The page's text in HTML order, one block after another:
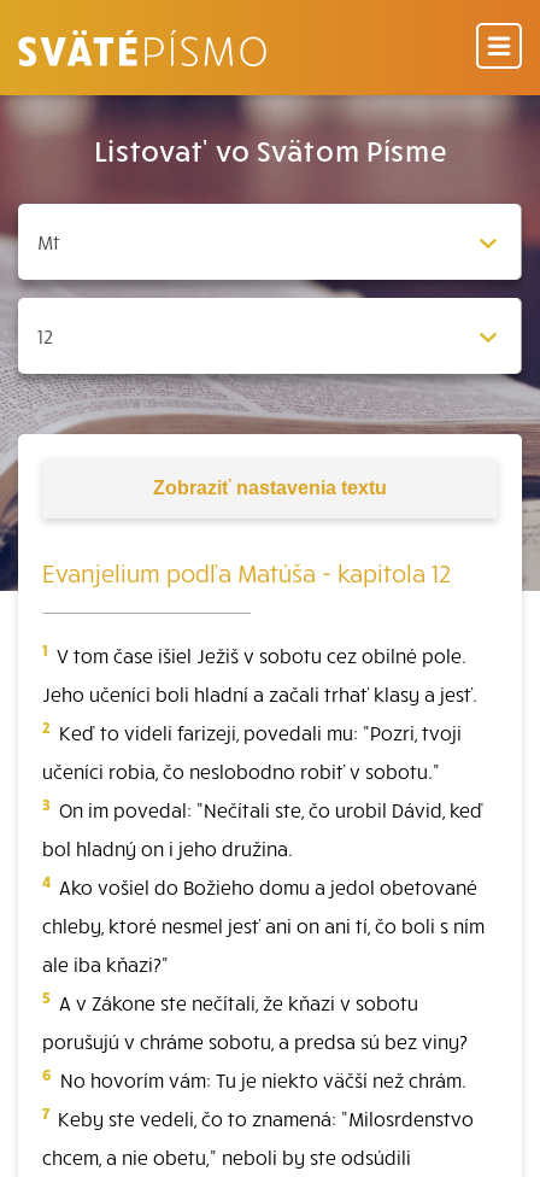
Listovať vo Svätom Písme
Zobraziť nastavenia textu
Evanjelium podľa Matúša - kapitola 12
1 V tom čase išiel Ježiš v sobotu cez obilné pole.
Jeho učeníci boli hladní a začali trhať klasy a jesť.
2 Keď to videli farizeji, povedali mu: "Pozri, tvoji
učeníci robia, čo neslobodno robiť v sobotu."
3 On im povedal: "Nečítali ste, čo urobil Dávid, keď
bol hladný on i jeho družina.
4 Ako vošiel do Božieho domu a jedol obetované
chleby, ktoré nesmel jesť ani on ani tí, čo boli s ním
ale iba kňazi?"
5 A v Zákone ste nečítali, že kňazi v sobotu
porušujú v chráme sobotu, a predsa sú bez viny?
6 No hovorím vám: Tu je niekto väčší než chrám.
7 Keby ste vedeli, čo to znamená: "Milosrdenstvo
chcem, a nie obetu," neboli by ste odsúdili